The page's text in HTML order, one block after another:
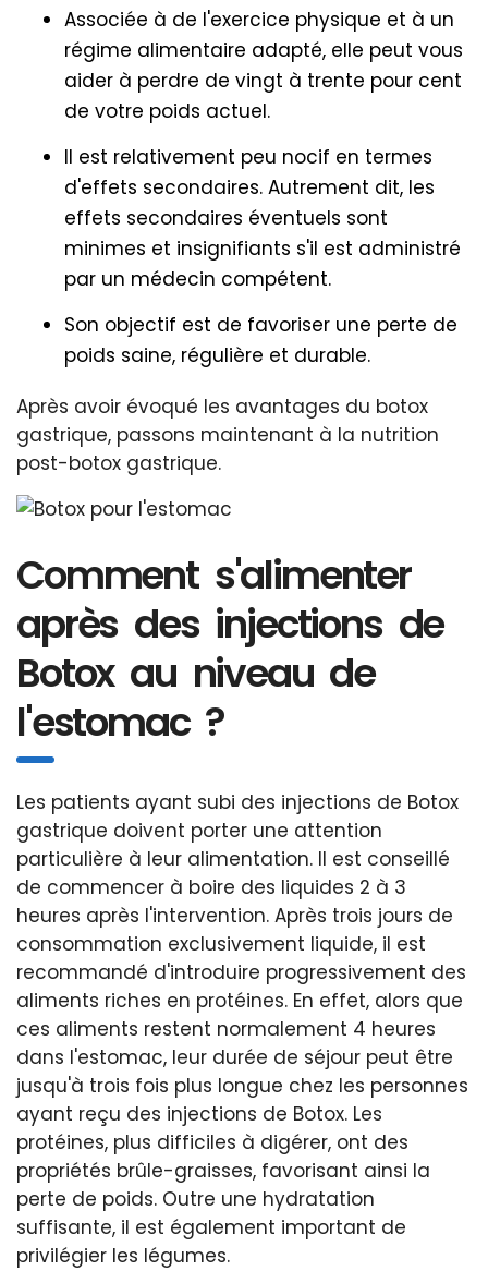
Associée à de l'exercice physique et à un
régime alimentaire adapté, elle peut vous
aider à perdre de vingt à trente pour cent
de votre poids actuel.
Il est relativement peu nocif en termes
d'effets secondaires. Autrement dit, les
effets secondaires éventuels sont
minimes et insignifiants s'il est administré
par un médecin compétent.
Son objectif est de favoriser une perte de
poids saine, régulière et durable.
Après avoir évoqué les avantages du botox
gastrique, passons maintenant à la nutrition
post-botox gastrique.
Comment s'alimenter
après des injections de
Botox au niveau de
l'estomac ?
Les patients ayant subi des injections de Botox
gastrique doivent porter une attention
particulière à leur alimentation. Il est conseillé
de commencer à boire des liquides 2 à 3
heures après l'intervention. Après trois jours de
consommation exclusivement liquide, il est
recommandé d'introduire progressivement des
aliments riches en protéines. En effet, alors que
ces aliments restent normalement 4 heures
dans l'estomac, leur durée de séjour peut être
jusqu'à trois fois plus longue chez les personnes
ayant reçu des injections de Botox. Les
protéines, plus difficiles à digérer, ont des
propriétés brûle-graisses, favorisant ainsi la
perte de poids. Outre une hydratation
suffisante, il est également important de
privilégier les légumes.